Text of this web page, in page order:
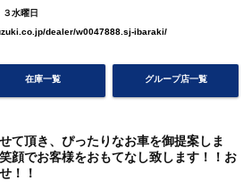
水曜日
dealer/w0047888.sj-ibaraki/
在庫一覧 グループ店一覧
て頂き、ぴったりなお車を御提案しま
顔でお客様をおもてなし致します！！お
！！